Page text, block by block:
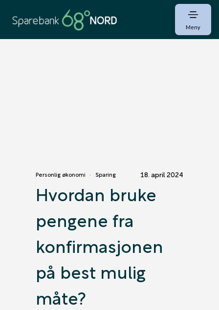
Meny
Personlig økonomi Sparing
Hvordan bruke
pengene fra
konfirmasjonen
på best mulig
måte?
18. april 2024